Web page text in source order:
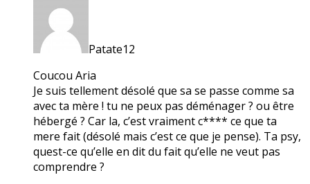
Patate12
Coucou Aria
Je suis tellement désolé que sa se passe comme sa
avec ta mère ! tu ne peux pas déménager ? ou être
hébergé ? Car la, c’est vraiment c**** ce que ta
mere fait (désolé mais c’est ce que je pense). Ta psy,
quest-ce qu’elle en dit du fait qu’elle ne veut pas
comprendre ?